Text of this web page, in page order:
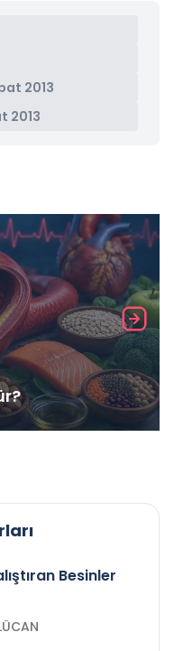
2013
2013
Besinler